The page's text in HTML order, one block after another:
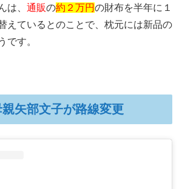
は、 通販の約２万円の財布を半年に１
えているとのことで、枕元には新品の
です。
矢部文子が路線変更